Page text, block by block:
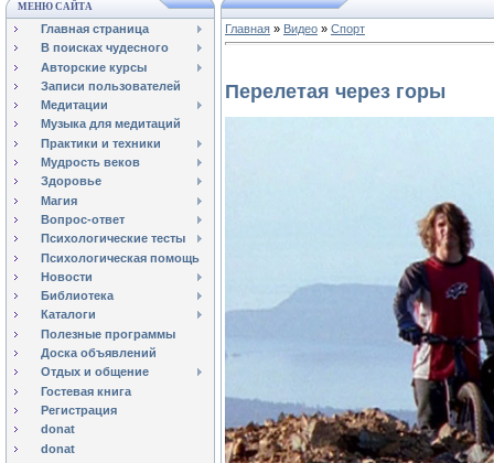
МЕНЮ САЙТА
Главная страница
В поисках чудесного
Авторские курсы
Записи пользователей
Медитации
Музыка для медитаций
Практики и техники
Мудрость веков
Здоровье
Магия
Вопрос-ответ
Психологические тесты
Психологическая помощь
Новости
Библиотека
Каталоги
Полезные программы
Доска объявлений
Отдых и общение
Гостевая книга
Регистрация
donat
donat
Главная » Видео » Спорт
Перелетая через горы